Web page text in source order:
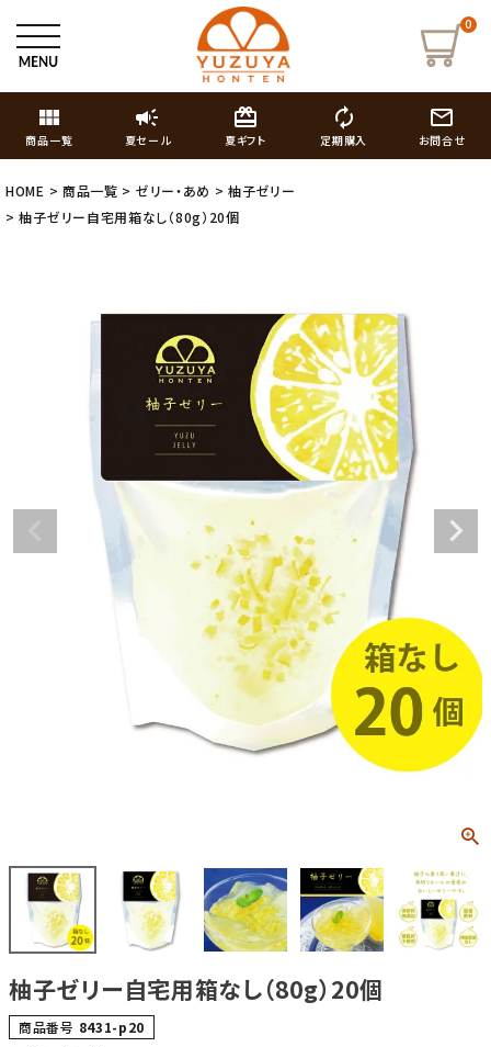
0
view_module
商品一覧
campaign
夏セール
card_giftcard
夏ギフト
autorenew
定期購入
mail_outline
お問合せ
HOME 商品一覧 ゼリー・あめ
柚子ゼリー
柚子ゼリー自宅用箱なし（80g）20個
柚子ゼリー自宅用箱なし（80g）20個
商品番号 8431-p20